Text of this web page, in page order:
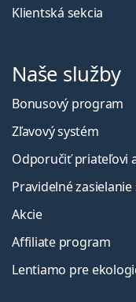
Klientská sekcia
Naše služby
Bonusový program
Zľavový systém
Odporučiť priateľovi
Pravidelné
Akcie
Affiliate program
Lentiamo pre